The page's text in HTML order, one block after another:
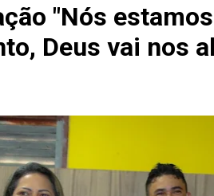
"Nós
Deus vai nos